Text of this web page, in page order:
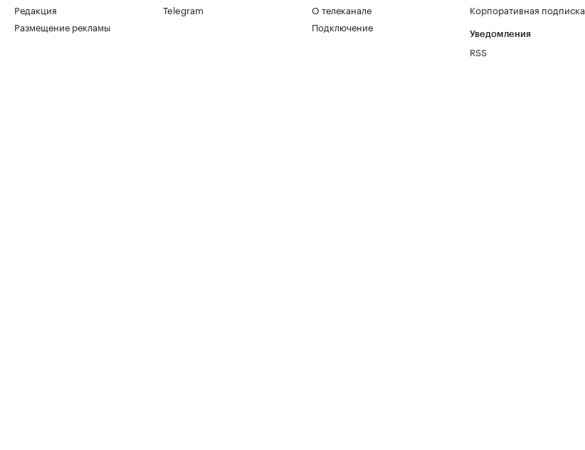
Редакция
Размещение рекламы
Telegram
О телеканале
Подключение
Корпоративная подписка
Уведомления
RSS